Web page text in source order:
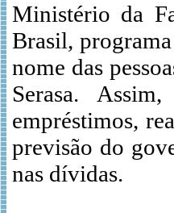
Ministério da
Brasil,
nome das
Serasa.
empréstimos,
previsão do
nas dívidas.